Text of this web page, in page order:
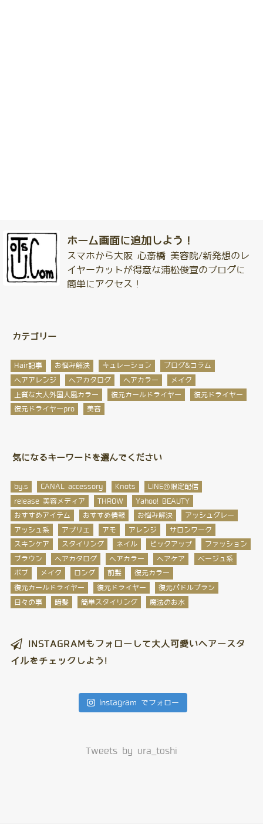
ホーム画面に追加しよう！
スマホから大阪 心斎橋 美容院/新発想のレ
イヤーカットが得意な浦松俊宣のブログに
簡単にアクセス！
カテゴリー
Hair記事 お悩み解決 キュレーション
ブログ&コラム
ヘアアレンジ
ヘアカタログ ヘアカラー
メイク
上質な大人外国人風カラー
復元カールドライヤー
復元ドライヤー
復元ドライヤーpro
美容
気になるキーワードを選んでください
by.s CANAL accessory Knots
LINE@限定配信
release 美容メディア
THROW
Yahoo! BEAUTY
おすすめアイテム
おすすめ情報 お悩み解決
アッシュグレー
アッシュ系
アプリエ アモ アレンジ
サロンワーク
スキンケア
スタイリング ネイル ピックアップ
ファッション
ブラウン
ヘアカタログ ヘアカラー ヘアケア
ベージュ系
ボブ
メイク ロング 前髪
復元カラー
復元カールドライヤー
復元ドライヤー
復元パドルブラシ
日々の事
暗髪 簡単スタイリング 魔法のお水
INSTAGRAMもフォローして大人可愛いヘアースタ
イルをチェックしよう!
Instagram でフォロー
Tweets by ura_toshi